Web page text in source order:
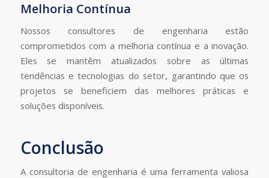
Melhoria Contínua
Nossos consultores de engenharia estão
comprometidos com a melhoria contínua e a inovação.
Eles se mantêm atualizados sobre as últimas
tendências e tecnologias do setor, garantindo que os
projetos se beneficiem das melhores práticas e
soluções disponíveis.
Conclusão
A consultoria de engenharia é uma ferramenta valiosa